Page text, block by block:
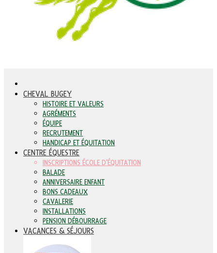
CHEVAL BUGEY
HISTOIRE ET VALEURS
AGRÉMENTS
ÉQUIPE
RECRUTEMENT
HANDICAP ET ÉQUITATION
CENTRE ÉQUESTRE
INSCRIPTIONS ÉCOLE D'ÉQUITATION
BALADE
ANNIVERSAIRE ENFANT
BONS CADEAUX
CAVALERIE
INSTALLATIONS
PENSION DÉBOURRAGE
VACANCES & SÉJOURS